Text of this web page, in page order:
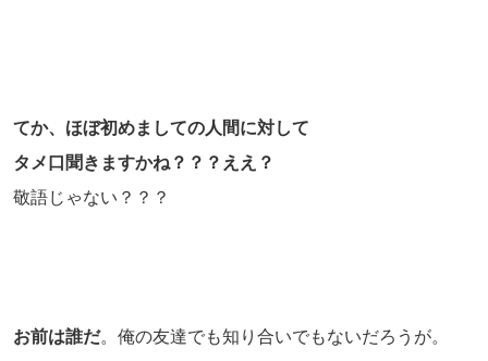
てか、ほぼ初めましての人間に対して
タメ口聞きますかね？？？ええ？
敬語じゃない？？？
お前は誰だ。俺の友達でも知り合いでもないだろうが。